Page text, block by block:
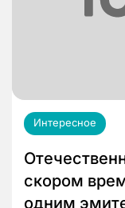
Интересное
скором
одним